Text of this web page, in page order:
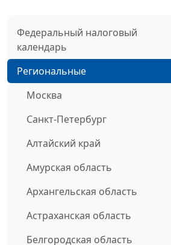
Федеральный налоговый
календарь
Региональные
Москва
Санкт-Петербург
Алтайский край
Амурская область
Архангельская область
Астраханская область
Белгородская область